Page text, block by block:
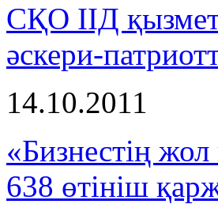
СҚО ІІД
әскери-
14.10.2011
«Бизнестің
638 өтініш